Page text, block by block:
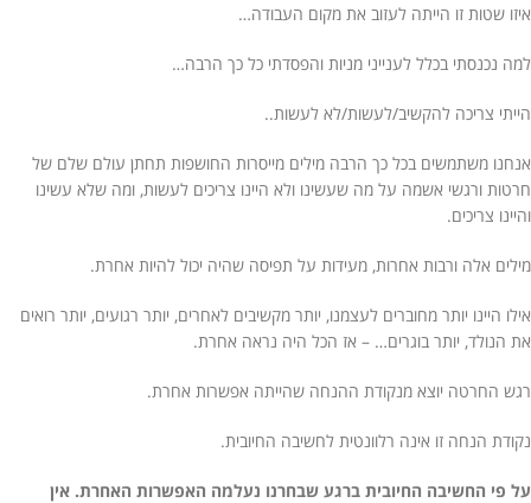
איזו שטות זו הייתה לעזוב את מקום העבודה…
למה נכנסתי בכלל לענייני מניות והפסדתי כל כך הרבה…
הייתי צריכה להקשיב/לעשות/לא לעשות..
אנחנו משתמשים בכל כך הרבה מילים מייסרות החושפות תחתן עולם שלם של
חרטות ורגשי אשמה על מה שעשינו ולא היינו צריכים לעשות, ומה שלא עשינו
והיינו צריכים.
מילים אלה ורבות אחרות, מעידות על תפיסה שהיה יכול להיות אחרת.
אילו היינו יותר מחוברים לעצמנו, יותר מקשיבים לאחרים, יותר רגועים, יותר רואים
את הנולד, יותר בוגרים… – אז הכל היה נראה אחרת.
רגש החרטה יוצא מנקודת ההנחה שהייתה אפשרות אחרת.
נקודת הנחה זו אינה רלוונטית לחשיבה החיובית.
על פי החשיבה החיובית ברגע שבחרנו נעלמה האפשרות האחרת. אין